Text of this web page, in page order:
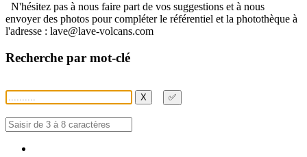
N'hésitez pas à nous faire part de vos suggestions et à nous
envoyer des photos pour compléter le référentiel et la photothèque à
l'adresse : lave@lave-volcans.com
Recherche par mot-clé
X ✅